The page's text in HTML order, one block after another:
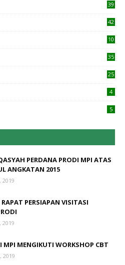
39
42
10
35
25
4
5
PERDANA PRODI MPI ATAS
ANGKATAN 2015
2019
PERSIAPAN VISITASI
2019
MPI MENGIKUTI WORKSHOP CBT
2019